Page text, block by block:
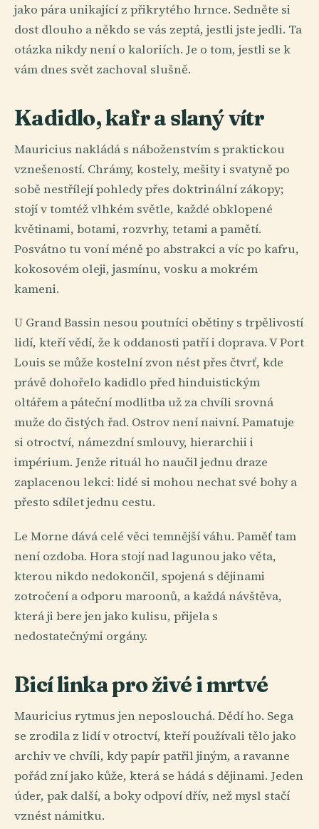
jako pára unikající z přikrytého hrnce. Sedněte si
dost dlouho a někdo se vás zeptá, jestli jste jedli. Ta
otázka nikdy není o kaloriích. Je o tom, jestli se k
vám dnes svět zachoval slušně.
Kadidlo, kafr a slaný vítr
Mauricius nakládá s náboženstvím s praktickou
vznešeností. Chrámy, kostely, mešity i svatyně po
sobě nestřílejí pohledy přes doktrinální zákopy;
stojí v tomtéž vlhkém světle, každé obklopené
květinami, botami, rozvrhy, tetami a pamětí.
Posvátno tu voní méně po abstrakci a víc po kafru,
kokosovém oleji, jasmínu, vosku a mokrém
kameni.
U Grand Bassin nesou poutníci obětiny s trpělivostí
lidí, kteří vědí, že k oddanosti patří i doprava. V Port
Louis se může kostelní zvon nést přes čtvrť, kde
právě dohořelo kadidlo před hinduistickým
oltářem a páteční modlitba už za chvíli srovná
muže do čistých řad. Ostrov není naivní. Pamatuje
si otroctví, námezdní smlouvy, hierarchii i
impérium. Jenže rituál ho naučil jednu draze
zaplacenou lekci: lidé si mohou nechat své bohy a
přesto sdílet jednu cestu.
Le Morne dává celé věci temnější váhu. Paměť tam
není ozdoba. Hora stojí nad lagunou jako věta,
kterou nikdo nedokončil, spojená s dějinami
zotročení a odporu maroonů, a každá návštěva,
která ji bere jen jako kulisu, přijela s
nedostatečnými orgány.
Bicí linka pro živé i mrtvé
Mauricius rytmus jen neposlouchá. Dědí ho. Sega
se zrodila z lidí v otroctví, kteří používali tělo jako
archiv ve chvíli, kdy papír patřil jiným, a ravanne
pořád zní jako kůže, která se hádá s dějinami. Jeden
úder, pak další, a boky odpoví dřív, než mysl stačí
vznést námitku.